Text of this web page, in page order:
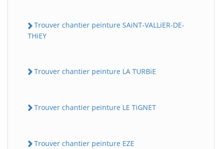
Trouver chantier peinture SAiNT-VALLiER-DE-
THiEY
Trouver chantier peinture LA TURBiE
Trouver chantier peinture LE TiGNET
Trouver chantier peinture EZE